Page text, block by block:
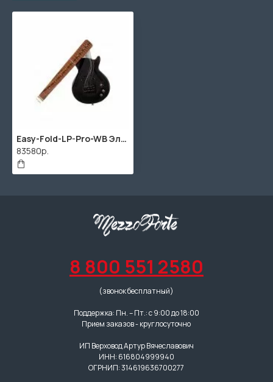
Easy-Fold-LP-Pro-WB Электрогитара складная, коричневая, Easy Fix
83580р.
8 800 551 2580
(звонок бесплатный)
Поддержка: Пн. – Пт.: с 9:00 до 18:00
Прием заказов - круглосуточно
ИП Верховод Артур Вячеславович
ИНН: 616804999940
ОГРНИП: 314619636700277